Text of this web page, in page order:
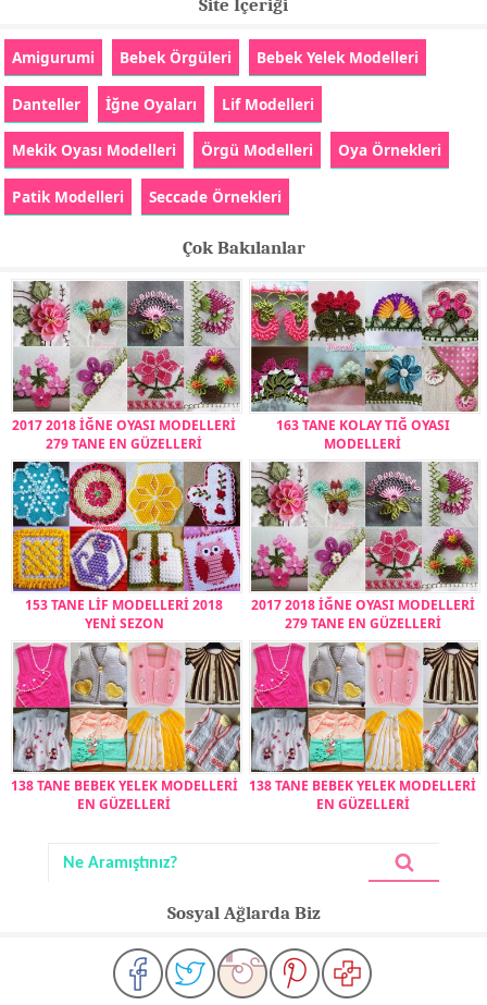
Site İçeriği
Amigurumi Bebek Örgüleri Bebek Yelek Modelleri
Danteller İğne Oyaları Lif Modelleri
Mekik Oyası Modelleri Örgü Modelleri Oya Örnekleri
Patik Modelleri Seccade Örnekleri
Çok Bakılanlar
2017 2018 İĞNE OYASI MODELLERİ
279 TANE EN GÜZELLERİ
163 TANE KOLAY TIĞ OYASI
MODELLERİ
153 TANE LİF MODELLERİ 2018
YENİ SEZON
2017 2018 İĞNE OYASI MODELLERİ
279 TANE EN GÜZELLERİ
138 TANE BEBEK YELEK MODELLERİ
EN GÜZELLERİ
138 TANE BEBEK YELEK MODELLERİ
EN GÜZELLERİ
Sosyal Ağlarda Biz